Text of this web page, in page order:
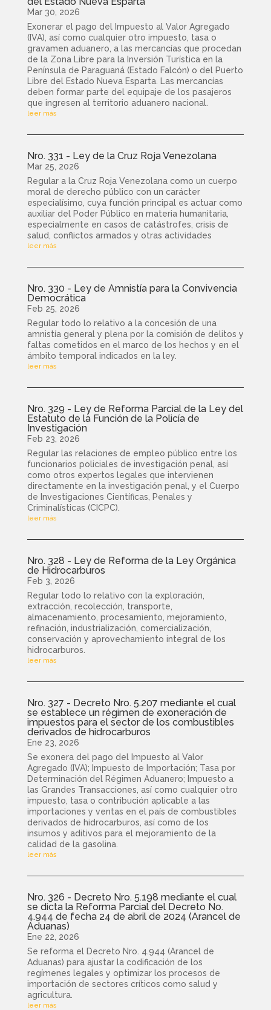
Mar 30, 2026
Exonerar el pago del Impuesto al Valor Agregado
(IVA), así como cualquier otro impuesto, tasa o
gravamen aduanero, a las mercancías que procedan
de la Zona Libre para la Inversión Turística en la
Península de Paraguaná (Estado Falcón) o del Puerto
Libre del Estado Nueva Esparta. Las mercancías
deben formar parte del equipaje de los pasajeros
que ingresen al territorio aduanero nacional.
leer más
Nro. 331 - Ley de la Cruz Roja Venezolana
Mar 25, 2026
Regular a la Cruz Roja Venezolana como un cuerpo
moral de derecho público con un carácter
especialísimo, cuya función principal es actuar como
auxiliar del Poder Público en materia humanitaria,
especialmente en casos de catástrofes, crisis de
salud, conflictos armados y otras actividades
leer más
Nro. 330 - Ley de Amnistía para la Convivencia
Democrática
Feb 25, 2026
Regular todo lo relativo a la concesión de una
amnistía general y plena por la comisión de delitos y
faltas cometidos en el marco de los hechos y en el
ámbito temporal indicados en la ley.
leer más
Nro. 329 - Ley de Reforma Parcial de la Ley del
Estatuto de la Función de la Policía de
Investigación
Feb 23, 2026
Regular las relaciones de empleo público entre los
funcionarios policiales de investigación penal, así
como otros expertos legales que intervienen
directamente en la investigación penal, y el Cuerpo
de Investigaciones Científicas, Penales y
Criminalísticas (CICPC).
leer más
Nro. 328 - Ley de Reforma de la Ley Orgánica
de Hidrocarburos
Feb 3, 2026
Regular todo lo relativo con la exploración,
extracción, recolección, transporte,
almacenamiento, procesamiento, mejoramiento,
refinación, industrialización, comercialización,
conservación y aprovechamiento integral de los
hidrocarburos.
leer más
Nro. 327 - Decreto Nro. 5.207 mediante el cual
se establece un régimen de exoneración de
impuestos para el sector de los combustibles
derivados de hidrocarburos
Ene 23, 2026
Se exonera del pago del Impuesto al Valor
Agregado (IVA); Impuesto de Importación; Tasa por
Determinación del Régimen Aduanero; Impuesto a
las Grandes Transacciones, así como cualquier otro
impuesto, tasa o contribución aplicable a las
importaciones y ventas en el país de combustibles
derivados de hidrocarburos, así como de los
insumos y aditivos para el mejoramiento de la
calidad de la gasolina.
leer más
Nro. 326 - Decreto Nro. 5.198 mediante el cual
se dicta la Reforma Parcial del Decreto No.
4.944 de fecha 24 de abril de 2024 (Arancel de
Aduanas)
Ene 22, 2026
Se reforma el Decreto Nro. 4.944 (Arancel de
Aduanas) para ajustar la codificación de los
regímenes legales y optimizar los procesos de
importación de sectores críticos como salud y
agricultura.
leer más